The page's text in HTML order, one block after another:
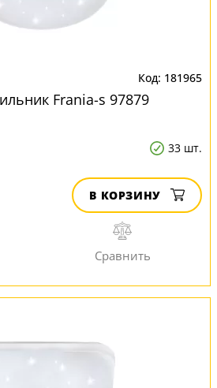
181965
Frania-s 97879
33 шт.
В КОРЗИНУ